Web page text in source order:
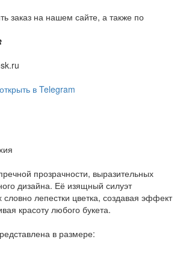
заказ на нашем сайте, а также по
открыть в Telegram
прозрачности, выразительных
дизайна. Её изящный силуэт
словно лепестки цветка, создавая эффект
красоту любого букета.
в размере: